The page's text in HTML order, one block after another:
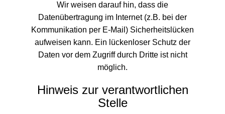
Wir weisen darauf hin, dass die
Datenübertragung im Internet (z.B. bei der
Kommunikation per E-Mail) Sicherheitslücken
aufweisen kann. Ein lückenloser Schutz der
Daten vor dem Zugriff durch Dritte ist nicht
möglich.
Hinweis zur verantwortlichen
Stelle